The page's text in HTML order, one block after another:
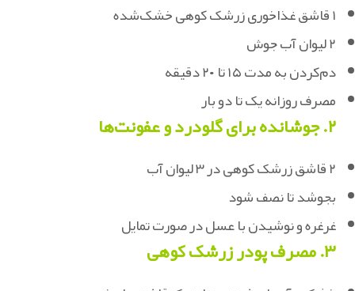
۱ قاشق غذاخوری زرشک کوهی خشک‌شده‏
۲ لیوان آب جوش
دم‌کردن به مدت ۱۵ تا ۲۰ دقیقه
مصرف روزانه یک تا دو بار
۲. جوشانده برای گلودرد و عفونت‌ها
۲ قاشق زرشک کوهی در ۳ لیوان آب‏
بجوشد تا نصف شود
‏غرغره و نوشیدن با عسل در صورت تمایل
۳. مصرف پودر زرشک کوهی